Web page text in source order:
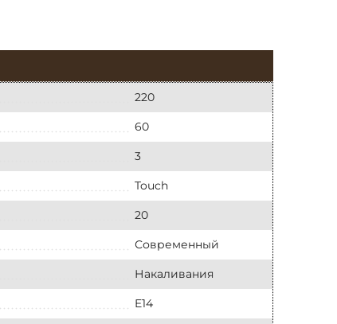
220
60
3
Touch
20
Современный
Накаливания
E14